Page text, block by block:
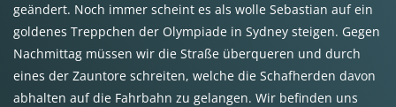
geändert. Noch immer scheint es als wolle Sebastian auf ein
goldenes Treppchen der Olympiade in Sydney steigen. Gegen
Nachmittag müssen wir die Straße überqueren und durch
eines der Zauntore schreiten, welche die Schafherden davon
abhalten auf die Fahrbahn zu gelangen. Wir befinden uns